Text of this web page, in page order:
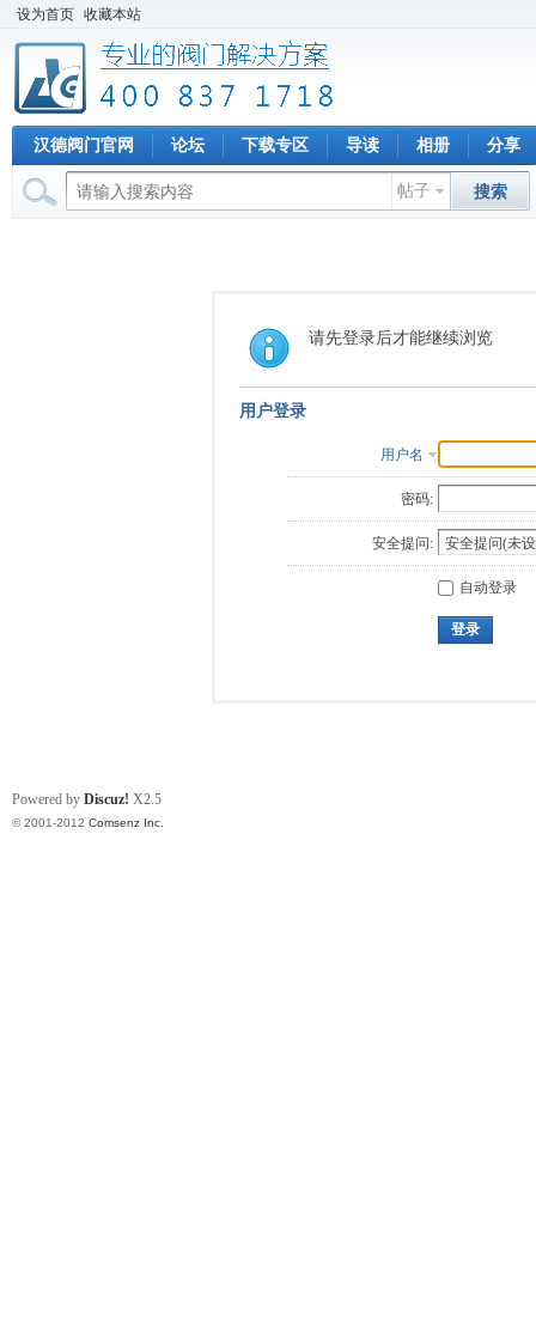
设为首页 收藏本站
汉德阀门官网 论坛 下载专区 导读 相册 分享
帖子 搜索
请先登录后才能继续浏览
用户登录
用户名
密码:
安全提问:
自动登录
登录
Powered by Discuz! X2.5
© 2001-2012 Comsenz Inc.